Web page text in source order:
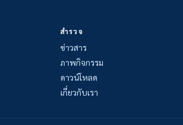
สำรวจ
ข่าวสาร
ภาพกิจกรรม
ดาวน์โหลด
เกี่ยวกับเรา